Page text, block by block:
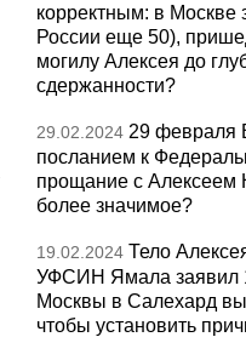
корректным: в Москве
России еще 50),
могилу Алексея до
сдержанности?
29.02.2024 29 февраля
посланием к
прощание с Алексеем
более значимое?
19.02.2024 Тело
УФСИН Ямала заявил
Москвы в Салехард
чтобы установить